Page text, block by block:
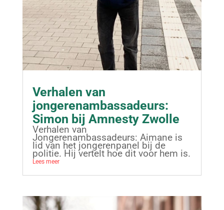
Verhalen van
jongerenambassadeurs:
Simon bij Amnesty Zwolle
Verhalen van
Jongerenambassadeurs: Aimane is
lid van het jongerenpanel bij de
politie. Hij vertelt hoe dit voor hem is.
Lees meer